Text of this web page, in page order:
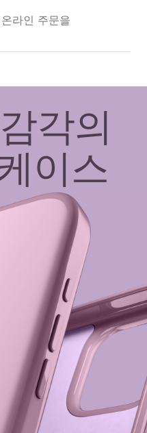
라인 주문을
각의
이스